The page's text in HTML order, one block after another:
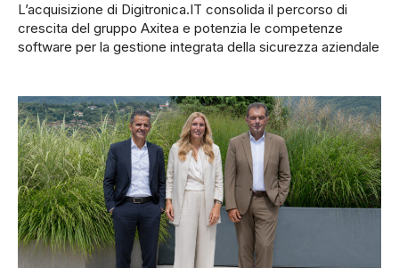
L’acquisizione di Digitronica.IT consolida il percorso di
crescita del gruppo Axitea e potenzia le competenze
software per la gestione integrata della sicurezza aziendale